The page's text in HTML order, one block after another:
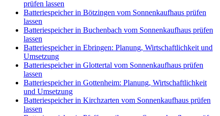
prüfen lassen
Batteriespeicher in Bötzingen vom Sonnenkaufhaus prüfen
lassen
Batteriespeicher in Buchenbach vom Sonnenkaufhaus prüfen
lassen
Batteriespeicher in Ebringen: Planung, Wirtschaftlichkeit und
Umsetzung
Batteriespeicher in Glottertal vom Sonnenkaufhaus prüfen
lassen
Batteriespeicher in Gottenheim: Planung, Wirtschaftlichkeit
und Umsetzung
Batteriespeicher in Kirchzarten vom Sonnenkaufhaus prüfen
lassen